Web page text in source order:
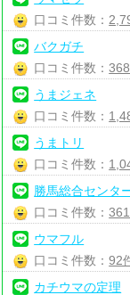
口コミ件数：
バクガチ
口コミ件数：
うまジェネ
口コミ件数：
うまトリ
口コミ件数：
勝馬総合センタ
口コミ件数：
ウマフル
口コミ件数：92
カチウマの定理